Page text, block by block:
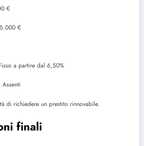
€
€
a partire dal 6,50%
Assenti
di richiedere un prestito rinnovabile.
finali